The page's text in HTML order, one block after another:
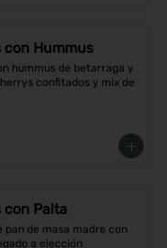
con Hummus
hummus de betarraga y
confitados y mix de
con Palta
pan de masa madre con
a elección